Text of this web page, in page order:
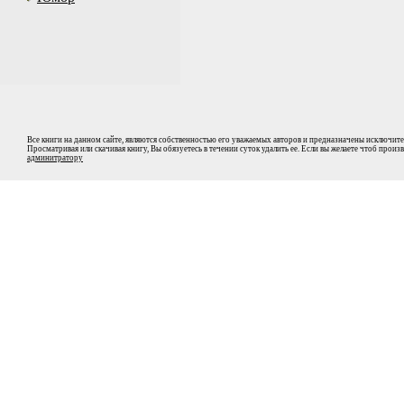
Все книги на данном сайте, являются собственностью его уважаемых авторов и предназначены
Просматривая или скачивая книгу, Вы обязуетесь в течении суток удалить ее. Если вы желаете чтоб
админитратору